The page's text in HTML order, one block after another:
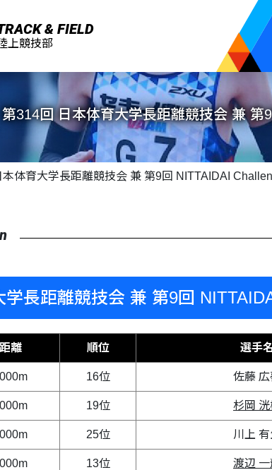
& FIELD
上競技部
第314回 日本体育大学長距離競技会 兼 第
体育大学長距離競技会 兼 第9回 NITTAIDAI
長距離競技会 兼 第9回
距離 順位 選手
16位 佐藤 広
19位 杉岡 洸
25位 川上 有
13位 渡辺 一